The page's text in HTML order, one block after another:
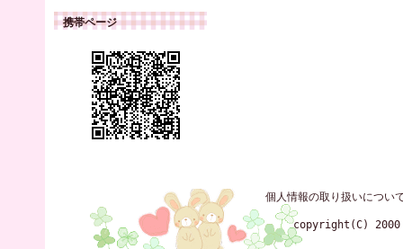
携帯ページ
個人情報の取り扱いについ
copyright(C) 2000